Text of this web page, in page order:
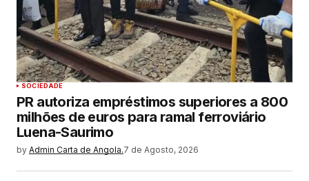
SOCIEDADE
PR autoriza empréstimos superiores a 800
milhões de euros para ramal ferroviário
Luena-Saurimo
by Admin Carta de Angola.7 de Agosto, 2026